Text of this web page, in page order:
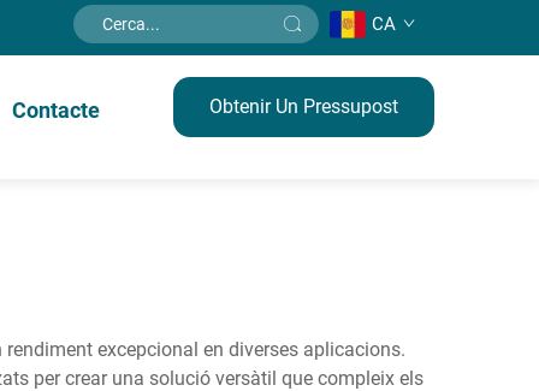
CA
Contacte Obtenir Un Pressupost
excepcional en diverses aplicacions.
per crear una solució versàtil que compleix els